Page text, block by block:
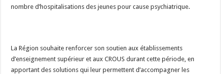
nombre d’hospitalisations des jeunes pour cause psychiatrique.
La Région souhaite renforcer son soutien aux établissements
d’enseignement supérieur et aux CROUS durant cette période, en
apportant des solutions qui leur permettent d’accompagner les